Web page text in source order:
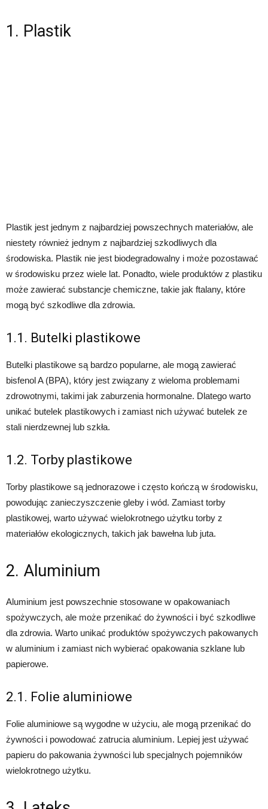
1. Plastik
Plastik jest jednym z najbardziej powszechnych materiałów, ale
niestety również jednym z najbardziej szkodliwych dla
środowiska. Plastik nie jest biodegradowalny i może pozostawać
w środowisku przez wiele lat. Ponadto, wiele produktów z plastiku
może zawierać substancje chemiczne, takie jak ftalany, które
mogą być szkodliwe dla zdrowia.
1.1. Butelki plastikowe
Butelki plastikowe są bardzo popularne, ale mogą zawierać
bisfenol A (BPA), który jest związany z wieloma problemami
zdrowotnymi, takimi jak zaburzenia hormonalne. Dlatego warto
unikać butelek plastikowych i zamiast nich używać butelek ze
stali nierdzewnej lub szkła.
1.2. Torby plastikowe
Torby plastikowe są jednorazowe i często kończą w środowisku,
powodując zanieczyszczenie gleby i wód. Zamiast torby
plastikowej, warto używać wielokrotnego użytku torby z
materiałów ekologicznych, takich jak bawełna lub juta.
2. Aluminium
Aluminium jest powszechnie stosowane w opakowaniach
spożywczych, ale może przenikać do żywności i być szkodliwe
dla zdrowia. Warto unikać produktów spożywczych pakowanych
w aluminium i zamiast nich wybierać opakowania szklane lub
papierowe.
2.1. Folie aluminiowe
Folie aluminiowe są wygodne w użyciu, ale mogą przenikać do
żywności i powodować zatrucia aluminium. Lepiej jest używać
papieru do pakowania żywności lub specjalnych pojemników
wielokrotnego użytku.